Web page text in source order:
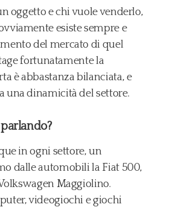
oggetto e chi vuole venderlo,
esiste sempre e
del mercato di quel
fortunatamente la
è abbastanza bilanciata, e
una dinamicità del settore.
in ogni settore, un
dalle automobili la Fiat 500,
Maggiolino.
videogiochi e giochi